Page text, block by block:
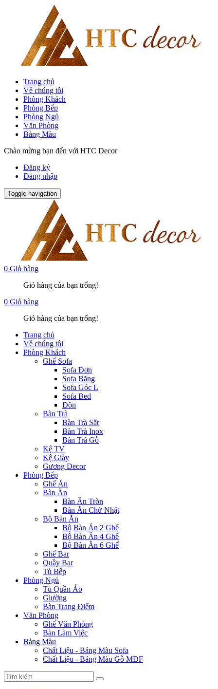
Trang chủ
Về chúng tôi
Phòng Khách
Phòng Bếp
Phòng Ngủ
Văn Phòng
Bảng Màu
Chào mừng bạn đến với HTC Decor
Đăng ký
Đăng nhập
Toggle navigation
0 Giỏ hàng
Giỏ hàng của bạn trống!
0 Giỏ hàng
Giỏ hàng của bạn trống!
Trang chủ
Về chúng tôi
Phòng Khách
Ghế Sofa
Sofa Đơn
Sofa Băng
Sofa Góc L
Sofa Bed
Đôn
Bàn Trà
Bàn Trà Sắt
Bàn Trà Inox
Bàn Trà Gỗ
Kệ TV
Kệ Giày
Gương Decor
Phòng Bếp
Ghế Ăn
Bàn Ăn
Bàn Ăn Tròn
Bàn Ăn Chữ Nhật
Bộ Bàn Ăn
Bộ Bàn Ăn 2 Ghế
Bộ Bàn Ăn 4 Ghế
Bộ Bàn Ăn 6 Ghế
Ghế Bar
Quầy Bar
Tủ Bếp
Phòng Ngủ
Tủ Quần Áo
Giường
Bàn Trang Điểm
Văn Phòng
Ghế Văn Phòng
Bàn Làm Việc
Bảng Màu
Chất Liệu - Bảng Màu Sofa
Chất Liệu - Bảng Màu Gỗ MDF